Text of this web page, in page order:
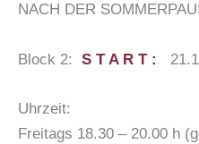
NACH DER
Block 2: S T A R T :
Uhrzeit:
Freitags 18.30 – 20.00 h